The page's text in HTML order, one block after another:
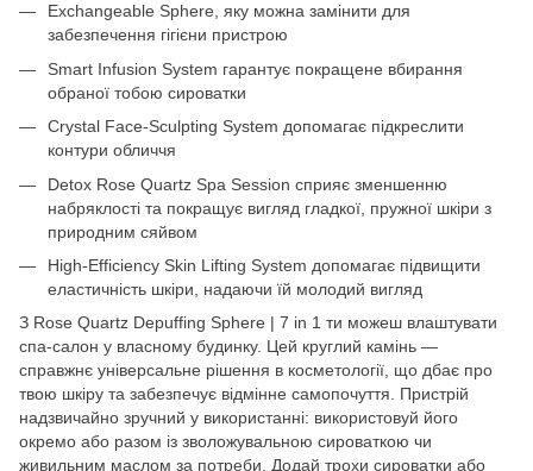
Exchangeable Sphere, яку можна замінити для
забезпечення гігієни пристрою
Smart Infusion System гарантує покращене вбирання
обраної тобою сироватки
Crystal Face-Sculpting System допомагає підкреслити
контури обличчя
Detox Rose Quartz Spa Session сприяє зменшенню
набряклості та покращує вигляд гладкої, пружної шкіри з
природним сяйвом
High-Efficiency Skin Lifting System допомагає підвищити
еластичність шкіри, надаючи їй молодий вигляд
З Rose Quartz Depuffing Sphere | 7 in 1 ти можеш влаштувати
спа-салон у власному будинку. Цей круглий камінь —
справжнє універсальне рішення в косметології, що дбає про
твою шкіру та забезпечує відмінне самопочуття. Пристрій
надзвичайно зручний у використанні: використовуй його
окремо або разом із зволожувальною сироваткою чи
живильним маслом за потреби. Додай трохи сироватки або